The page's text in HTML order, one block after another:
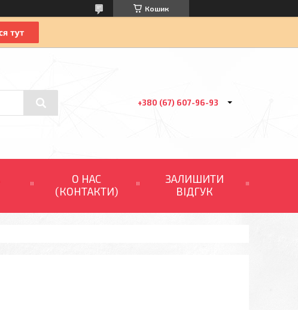
Кошик
+380 (67) 607-96-93
О НАС
(КОНТАКТИ)
ЗАЛИШИТИ
ВІДГУК